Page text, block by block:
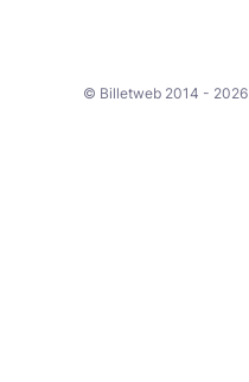
© Billetweb 2014 - 2026